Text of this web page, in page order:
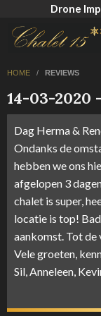
Drone
HOME / REVIEWS
14-03-2020
Dag Herma &
Ondanks de
hebben we ons
afgelopen 3
chalet is super,
locatie is top!
aankomst. Tot de
Vele groeten,
Sil, Anneleen,